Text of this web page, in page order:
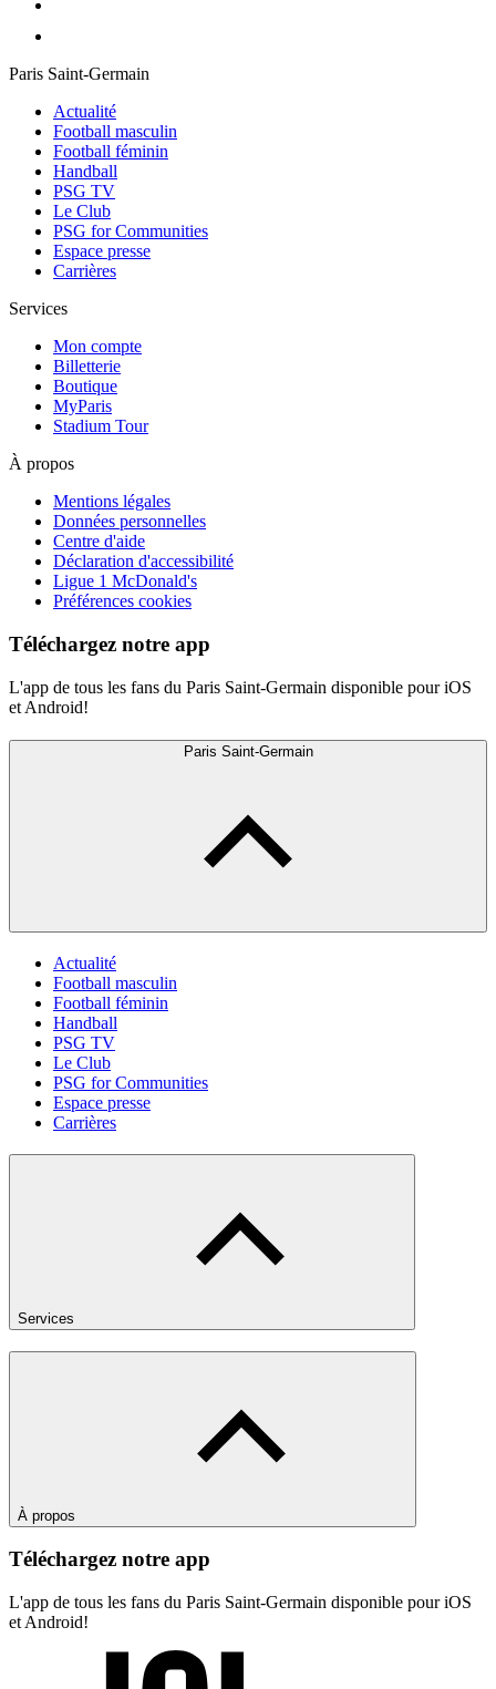
Paris Saint-Germain
Actualité
Football masculin
Football féminin
Handball
PSG TV
Le Club
PSG for Communities
Espace presse
Carrières
Services
Mon compte
Billetterie
Boutique
MyParis
Stadium Tour
À propos
Mentions légales
Données personnelles
Centre d'aide
Déclaration d'accessibilité
Ligue 1 McDonald's
Préférences cookies
Téléchargez notre app
L'app de tous les fans du Paris Saint-Germain disponible pour iOS
et Android!
Paris Saint-Germain
Actualité
Football masculin
Football féminin
Handball
PSG TV
Le Club
PSG for Communities
Espace presse
Carrières
Services
À propos
Téléchargez notre app
L'app de tous les fans du Paris Saint-Germain disponible pour iOS
et Android!